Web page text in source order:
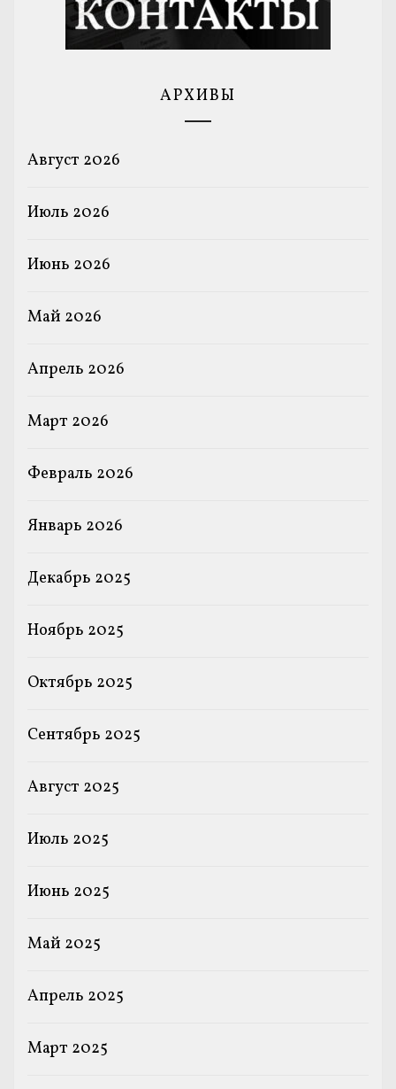
АРХИВЫ
Август 2026
Июль 2026
Июнь 2026
Май 2026
Апрель 2026
Март 2026
Февраль 2026
Январь 2026
Декабрь 2025
Ноябрь 2025
Октябрь 2025
Сентябрь 2025
Август 2025
Июль 2025
Июнь 2025
Май 2025
Апрель 2025
Март 2025